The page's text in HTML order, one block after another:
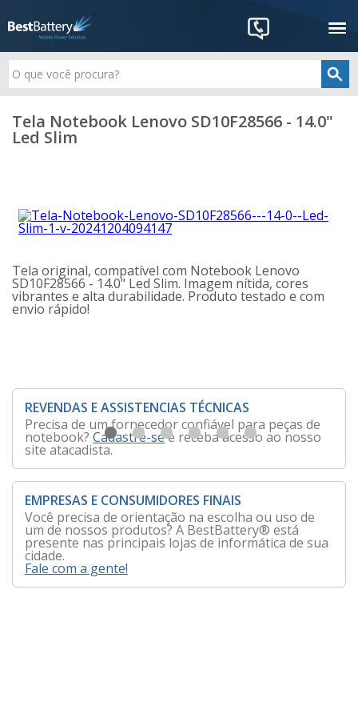
Tela Notebook Lenovo SD10F28566 - 14.0"
Led Slim
Tela original, compatível com Notebook Lenovo
SD10F28566 - 14.0" Led Slim. Imagem nítida, cores
vibrantes e alta durabilidade. Produto testado e com
envio rápido!
REVENDAS E ASSISTENCIAS TÉCNICAS
Precisa de um fornecedor confiável para peças de
notebook? Cadastre-see receba acesso ao nosso
site atacadista.
EMPRESAS E CONSUMIDORES FINAIS
Você precisa de orientação na escolha ou uso de
um de nossos produtos? A BestBattery® está
presente nas principais lojas de informática de sua
cidade.
Fale com a gente!